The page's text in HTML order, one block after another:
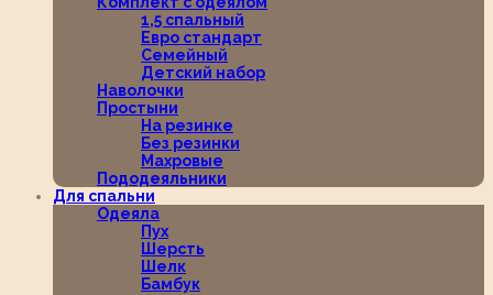
1,5 спальный
Евро стандарт
Семейный
Детский набор
Наволочки
Простыни
На резинке
Без резинки
Махровые
Пододеяльники
Для спальни
Одеяла
Пух
Шерсть
Шелк
Бамбук